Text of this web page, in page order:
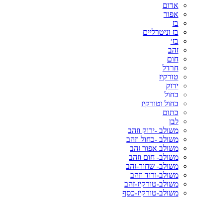
אדום
אפור
בז
בז וניטרליים
בז׳
זהב
חום
חרדל
טורקיז
ירוק
כחול
כחול וטורקיז
כתום
לבן
משולב -ירוק וזהב
משולב -כחול וזהב
משולב אפור זהב
משולב- חום וזהב
משולב- שחור-זהב
משולב-ורוד וזהב
משולב-טורקיז-זהב
משולב-טורקיז-כסף